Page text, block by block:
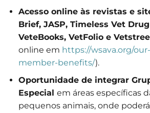
Acesso online às revistas e
Brief, JASP, Timeless Vet
VeteBooks, VetFolio e
online em https://wsava.org/
member-benefits/).
Oportunidade de integrar
Especial em áreas específicas
pequenos animais, onde